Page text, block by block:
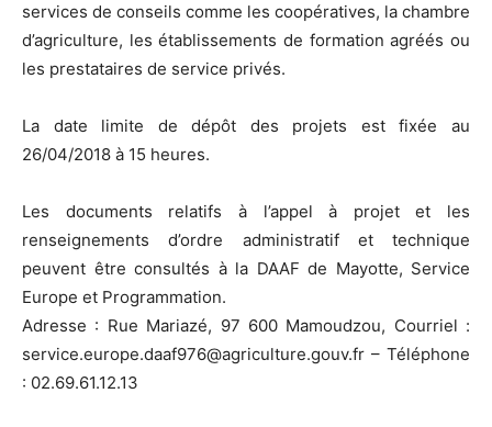
services de conseils comme les coopératives, la chambre
d’agriculture, les établissements de formation agréés ou
les prestataires de service privés.
La date limite de dépôt des projets est fixée au
26/04/2018 à 15 heures.
Les documents relatifs à l’appel à projet et les
renseignements d’ordre administratif et technique
peuvent être consultés à la DAAF de Mayotte, Service
Europe et Programmation.
Adresse : Rue Mariazé, 97 600 Mamoudzou, Courriel :
service.europe.daaf976@agriculture.gouv.fr – Téléphone
: 02.69.61.12.13